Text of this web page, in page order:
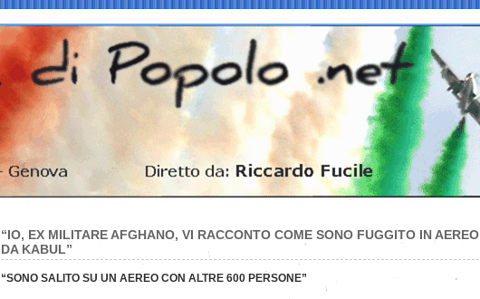
“IO, EX MILITARE AFGHANO, VI RACCONTO COME SONO FUGGITO IN AEREO
DA KABUL”
“SONO SALITO SU UN AEREO CON ALTRE 600 PERSONE”